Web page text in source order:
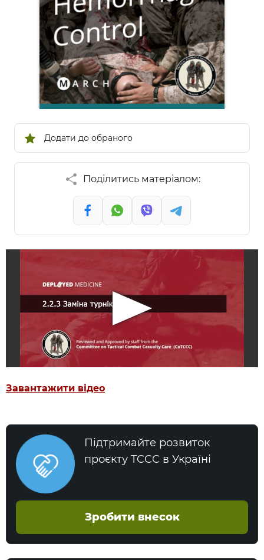
Додати до обраного
Поділитись матеріалом:
Завантажити відео
Підтримайте розвиток
проєкту TCCC в Україні
Зробити внесок